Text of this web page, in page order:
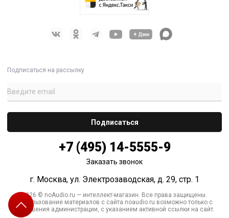
Подписаться на рассылку
+7 (495) 14-5555-9
Заказать звонок
г. Москва, ул. Электрозаводская, д. 29, стр. 1
2026 © noAudio.ru — интеллект-магазин. Все права защищены.
Использование материалов с сайта noaudio.ru возможно только с
разрешения администрации, с указанием активной ссылки на сайт.